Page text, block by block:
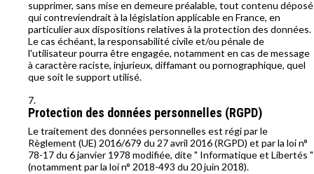
supprimer, sans mise en demeure préalable, tout contenu déposé
qui contreviendrait à la législation applicable en France, en
particulier aux dispositions relatives à la protection des données.
Le cas échéant, la responsabilité civile et/ou pénale de
l'utilisateur pourra être engagée, notamment en cas de message
à caractère raciste, injurieux, diffamant ou pornographique, quel
que soit le support utilisé.
Protection des données personnelles (RGPD)
Le traitement des données personnelles est régi par le
Règlement (UE) 2016/679 du 27 avril 2016 (RGPD) et par la loi n°
78-17 du 6 janvier 1978 modifiée, dite " Informatique et Libertés "
(notamment par la loi n° 2018-493 du 20 juin 2018).